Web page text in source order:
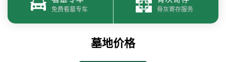
免费看墓专车 骨灰寄存服务
墓地价格